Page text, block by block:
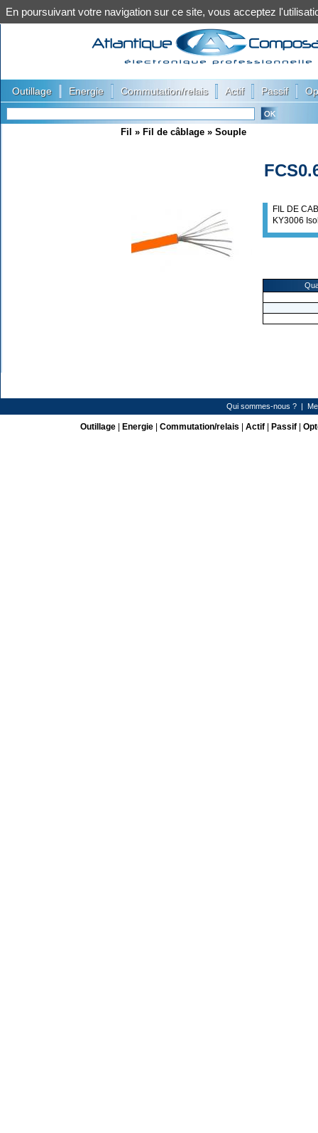
Outillage Energie Commutation/relais Actif Passif
Fil » Fil de câblage » Souple
FIL DE
KY3006
Qui sommes-nous ? |
Outillage| Energie| Commutation/relais Actif| Passif|
En poursuivant votre navigation sur ce site, vous acceptez